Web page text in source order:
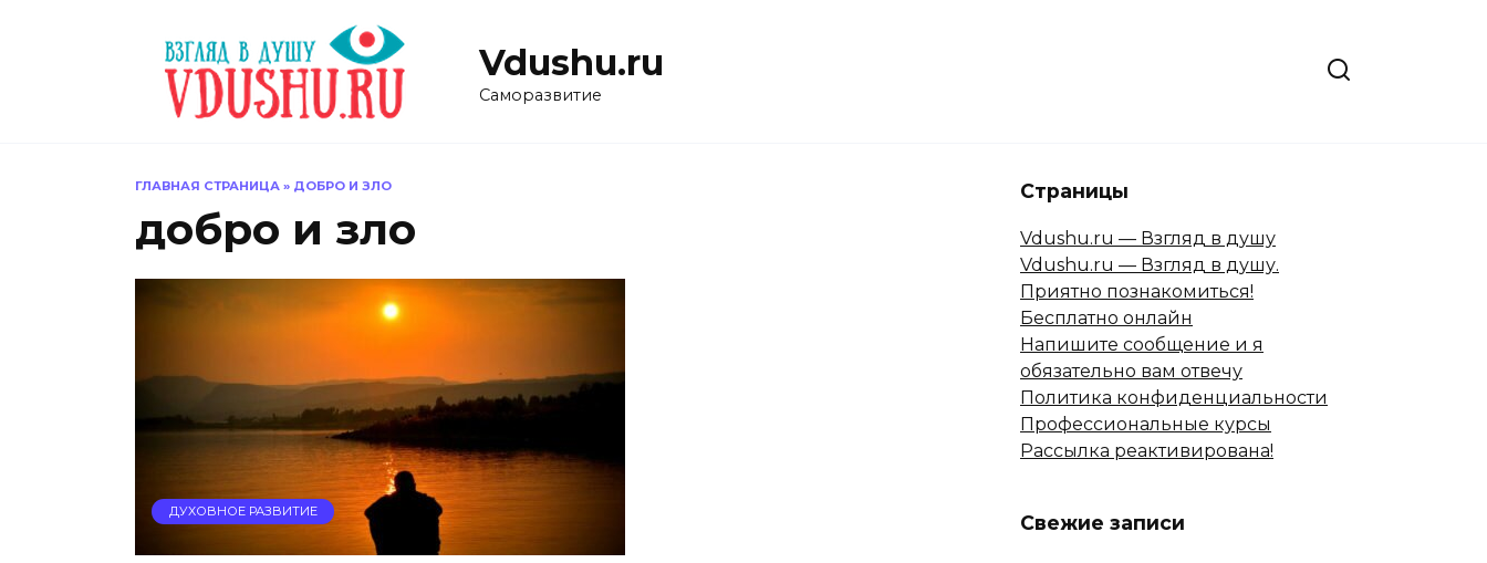
Vdushu.ru
Саморазвитие
ГЛАВНАЯ СТРАНИЦА » ДОБРО И ЗЛО
добро и зло
ДУХОВНОЕ РАЗВИТИЕ
Страницы
Vdushu.ru — Взгляд в душу
Vdushu.ru — Взгляд в душу.
Приятно познакомиться!
Бесплатно онлайн
Напишите сообщение и я
обязательно вам отвечу
Политика конфиденциальности
Профессиональные курсы
Рассылка реактивирована!
Свежие записи